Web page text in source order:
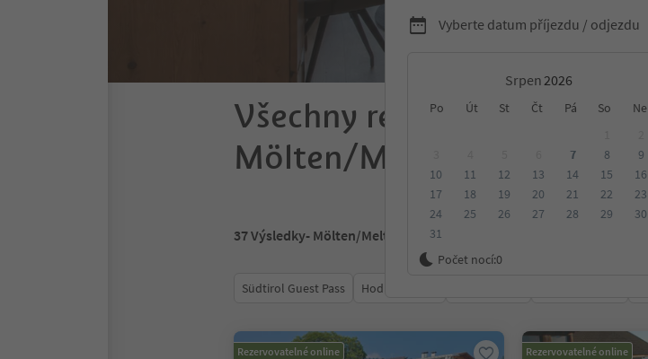
Vyberte datum příjezdu / odjezdu
Srpen
Po Út St Čt Pá So Ne
7 8
9
10
11 12 13 14 15
16
17
18 19 20 21 22
23
24
25 26 27 28 29
30
31
Počet nocí:0
Všechny rekreační domy
Mölten/Meltina
37Výsledky- Mölten/Meltina
Südtirol Guest Pass Hodnocení
Rezervovatelné online Rezervovatelné online